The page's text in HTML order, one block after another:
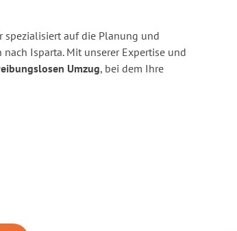
spezialisiert auf die Planung und
Isparta. Mit unserer Expertise und
Umzug, bei dem Ihre